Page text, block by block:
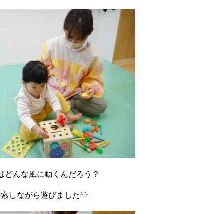
どんな風に動くんだろう？
しながら遊びました